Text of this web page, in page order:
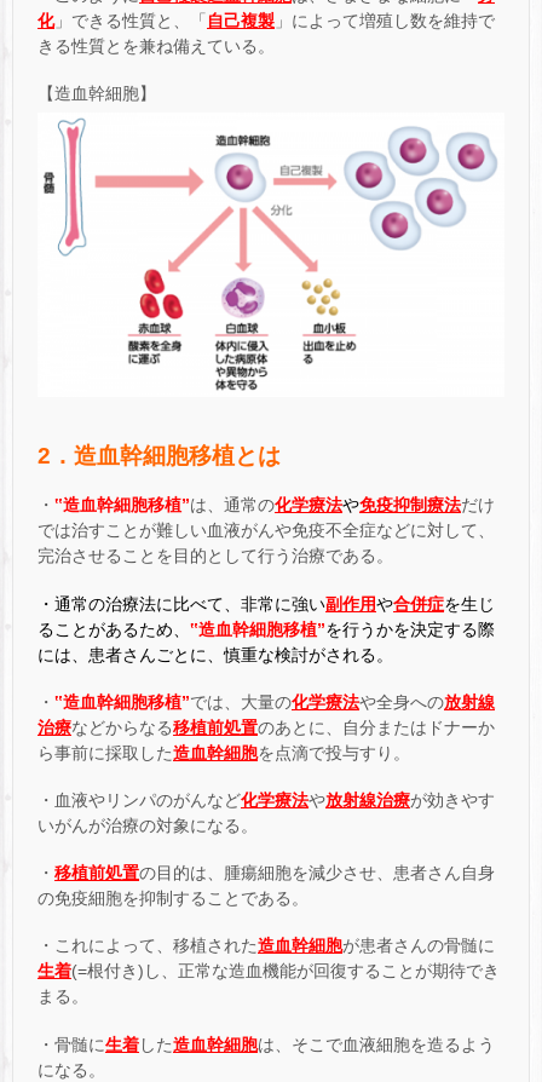
化」できる性質と、「 自己複製 」によって増殖し数を維持で
きる性質とを兼ね備えている。
【造血幹細胞】
2．造血幹細胞移植とは
・ ‟造血幹細胞移植”は、通常の化学療法や免疫抑制療法だけ
では治すことが難しい血液がんや免疫不全症などに対して、
完治させることを目的として行う治療である。
・通常の治療法に比べて、非常に強い副作用や合併症を生じ
ることがあるため、 ‟造血幹細胞移植”を行うかを決定する際
には、患者さんごとに、慎重な検討がされる。
・ ‟造血幹細胞移植”では、大量の化学療法や全身への放射線
治療などからなる移植前処置のあとに、自分またはドナーか
ら事前に採取した造血幹細胞を点滴で投与すり。
・血液やリンパのがんなど化学療法や放射線治療が効きやす
いがんが治療の対象になる。
・ 移植前処置の目的は、腫瘍細胞を減少させ、患者さん自身
の免疫細胞を抑制することである。
・これによって、移植された造血幹細胞が患者さんの骨髄に
生着(=根付き)し、正常な造血機能が回復することが期待でき
まる。
・骨髄に生着した造血幹細胞は、そこで血液細胞を造るよう
になる。